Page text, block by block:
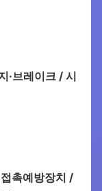
·브레이크 / 시
촉예방장치 /